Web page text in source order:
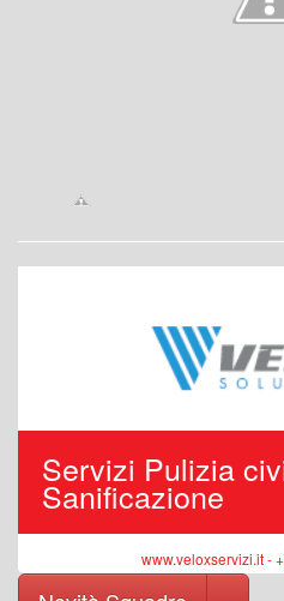
Servizi Pulizia
Sanificazione
www.veloxservizi.it -